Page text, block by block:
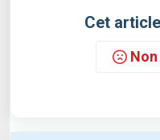
Cet
Non